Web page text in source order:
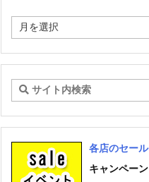
ー
ー
イ
各店のセール
キャンペーン